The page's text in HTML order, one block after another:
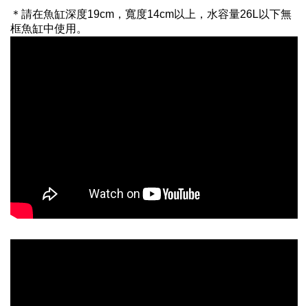
＊請在魚缸深度19cm，寬度14cm以上，水容量26L以下無
框魚缸中使用。